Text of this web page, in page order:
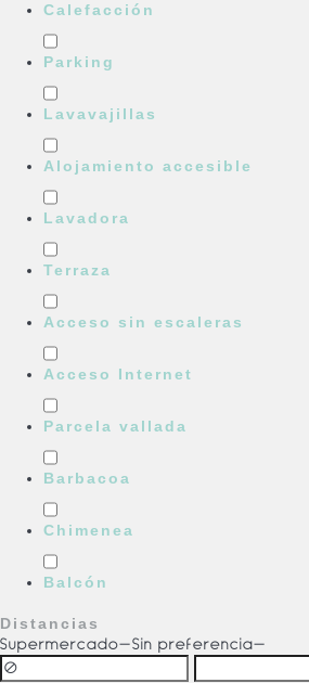
Calefacción
Parking
Lavavajillas
Alojamiento accesible
Lavadora
Terraza
Acceso sin escaleras
Acceso Internet
Parcela vallada
Barbacoa
Chimenea
Balcón
Distancias
Supermercado-Sin preferencia-